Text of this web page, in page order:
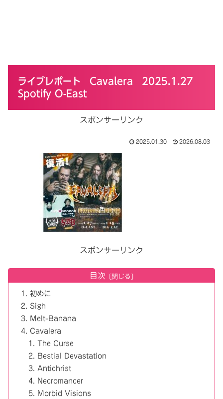
ライブレポート Cavalera 2025.1.27
Spotify O-East
スポンサーリンク
2025.01.30 2026.08.03
スポンサーリンク
目次
初めに
Sigh
Melt-Banana
Cavalera
The Curse
Bestial Devastation
Antichrist
Necromancer
Morbid Visions